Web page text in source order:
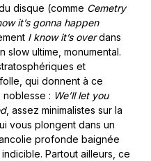
disque (comme Cemetry
it’s gonna happen
I know it’s overdans
slow ultime, monumental.
et
qui donnent à ce
: We’ll let you
, assez minimalistes sur la
vous plongent dans un
profonde baignée
Partout ailleurs, ce